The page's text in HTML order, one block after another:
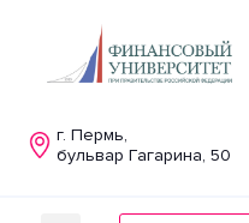
г. Пермь,
бульвар Гагарина, 50